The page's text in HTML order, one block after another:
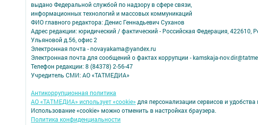
выдано Федеральной службой по надзору в сфере связи,
информационных технологий и массовых коммуникаций
ФИО главного редактора: Денис Геннадьевич Суханов
Адрес редакции: юридический / фактический - Российская Федерация,
Ульяновой д.56, офис 2
Электронная почта - novayakama@yandex.ru
Электронная почта для сообщений о фактах коррупции - kamskaja-
Телефон редакции: 8 (84378) 2-56-47
Учредитель СМИ: АО «ТАТМЕДИА»
Антикоррупционная политика
АО «ТАТМЕДИА» использует «cookie» для персонализации сервисов и
Использование «cookie» можно отменить в настройках браузера.
Политика конфиденциальности